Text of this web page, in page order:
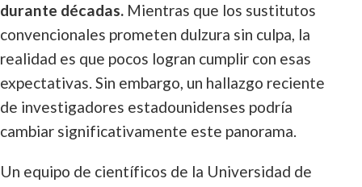
durante décadas. Mientras que los sustitutos
convencionales prometen dulzura sin culpa, la
realidad es que pocos logran cumplir con esas
expectativas. Sin embargo, un hallazgo reciente
de investigadores estadounidenses podría
cambiar significativamente este panorama.
Un equipo de científicos de la Universidad de